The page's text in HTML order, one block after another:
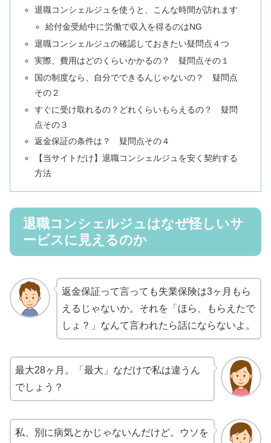
退職コンシェルジュを使うと、こんな時間が訪れます
給付金受給中に労働で収入を得るのはNG
退職コンシェルジュの確認しておきたい疑問点４つ
実際、費用はどのくらいかかるの？ 疑問点その１
国の制度なら、自分でできるんじゃないの？ 疑問点
その２
すぐに受け取れるの？どれくらいもらえるの？ 疑問
点その３
返金保証の条件は？ 疑問点その４
【当サイトだけ】退職コンシェルジュを安く契約する
方法
退職コンシェルジュはなぜ怪しいサ
ービスに見えるのか
返金保証って言っても失業保険は3ヶ月もら
えるじゃないか。それを「ほら、もらえたで
しょ？」なんて言われたら話にならないよ。
最大28ヶ月。「最大」なだけで私は違うん
でしょう？
私、別に病気とかじゃないんだけど。ウソを